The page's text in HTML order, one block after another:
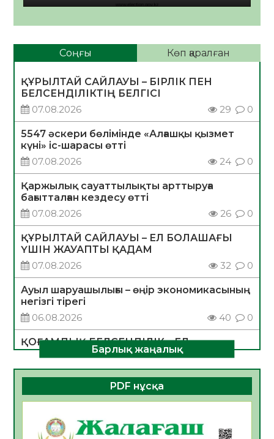
Соңғы Көп қаралған
ҚҰРЫЛТАЙ САЙЛАУЫ – БІРЛІК ПЕН
БЕЛСЕНДІЛІКТІҢ БЕЛГІСІ
07.08.2026
29 0
5547 әскери бөлімінде «Алғашқы қызмет
күні» іс-шарасы өтті
07.08.2026
24 0
Қаржылық сауаттылықты арттыруға
бағытталған кездесу өтті
07.08.2026
26 0
ҚҰРЫЛТАЙ САЙЛАУЫ – ЕЛ БОЛАШАҒЫ
ҮШІН ЖАУАПТЫ ҚАДАМ
07.08.2026
32 0
Ауыл шаруашылығы – өңір экономикасының
негізгі тірегі
06.08.2026
40 0
ҚОҒАМДЫҚ БЕЛСЕНДІЛІК – ЕЛ
ДАМУЫНЫҢ НЕГІЗІ
06.08.2026
37 0
ҚҰРЫЛТАЙ САЙЛАУЫ – БОЛАШАҚҚА
БАСТАР ЖАУАПТЫ ТАҢДАУ
06.08.2026
Барлық жаңалық
PDF нұсқа